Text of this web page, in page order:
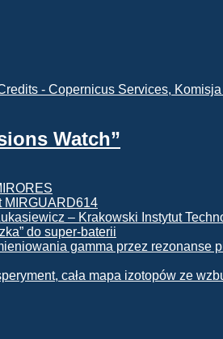
Watch”
MIRGUARD614
do super-baterii
cała mapa izotopów ze